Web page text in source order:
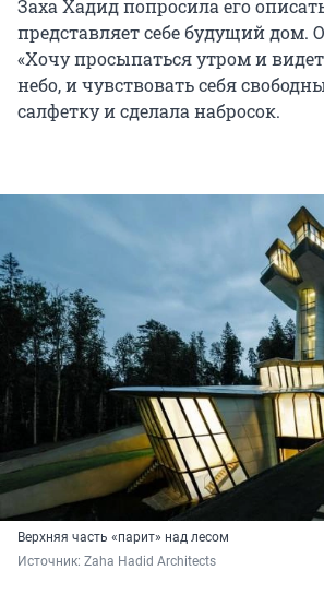
Заха Хадид попросила его
представляет себе будущий дом.
«Хочу просыпаться утром и
небо, и чувствовать себя
салфетку и сделала набросок.
Верхняя часть «парит» над лесом
Источник: Zaha Hadid Architects